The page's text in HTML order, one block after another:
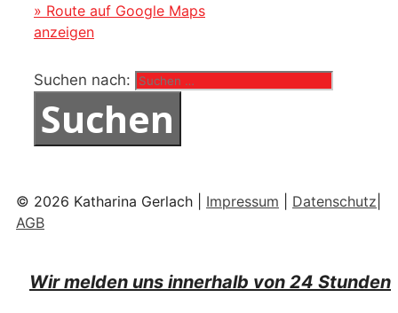
» Route auf Google Maps
anzeigen
Suchen nach:
© 2026 Katharina Gerlach | Impressum Datenschutz
AGB
Wir melden uns innerhalb von 24 Stunden